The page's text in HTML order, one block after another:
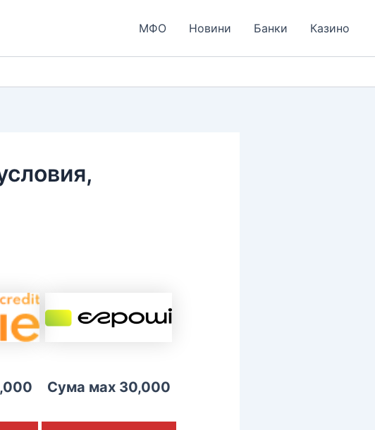
МФО Новини Банки Казино
Сума мах 30,000